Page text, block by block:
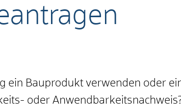
ein Bauprodukt verwenden oder
oder